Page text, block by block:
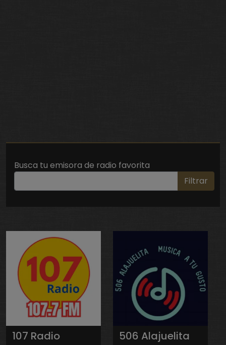
Busca tu emisora de radio favorita
Filtrar
107 Radio 506 Alajuelita